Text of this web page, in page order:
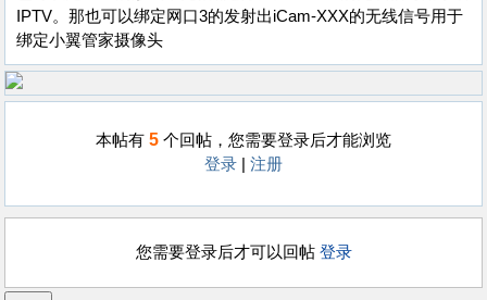
IPTV。那也可以绑定网口3的发射出iCam-XXX的无线信号用于
绑定小翼管家摄像头
本帖有 5 个回帖，您需要登录后才能浏览
登录
注册
您需要登录后才可以回帖 登录